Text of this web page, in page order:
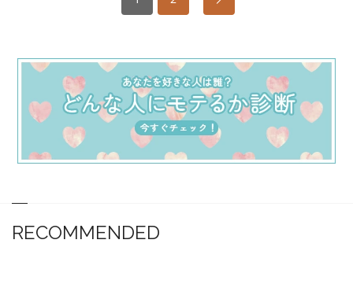
RECOMMENDED